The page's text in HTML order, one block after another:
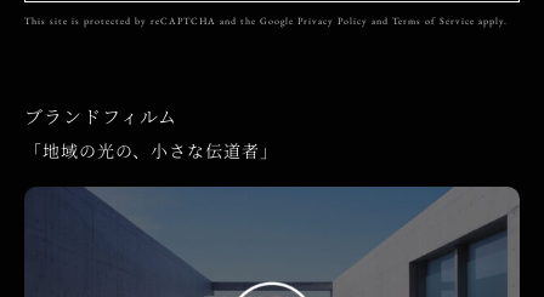
This site is protected by reCAPTCHA and the Google Privacy Policy and Terms of Service apply.
ブランドフィルム
「地域の光の、小さな伝道者」